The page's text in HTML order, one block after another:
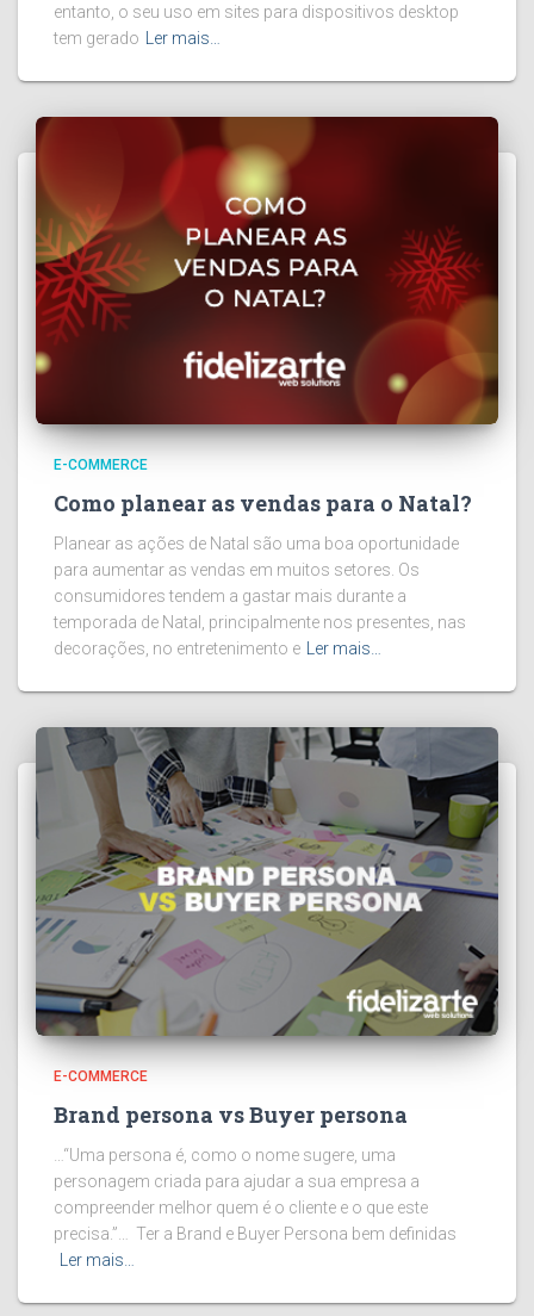
entanto, o seu uso em sites para dispositivos desktop
tem gerado
Ler mais…
E-COMMERCE
Como planear as vendas para o Natal?
Planear as ações de Natal são uma boa oportunidade
para aumentar as vendas em muitos setores. Os
consumidores tendem a gastar mais durante a
temporada de Natal, principalmente nos presentes, nas
decorações, no entretenimento e Ler mais…
E-COMMERCE
Brand persona vs Buyer persona
…“Uma persona é, como o nome sugere, uma
personagem criada para ajudar a sua empresa a
compreender melhor quem é o cliente e o que este
precisa.”… Ter a Brand e Buyer Persona bem definidas
Ler mais…